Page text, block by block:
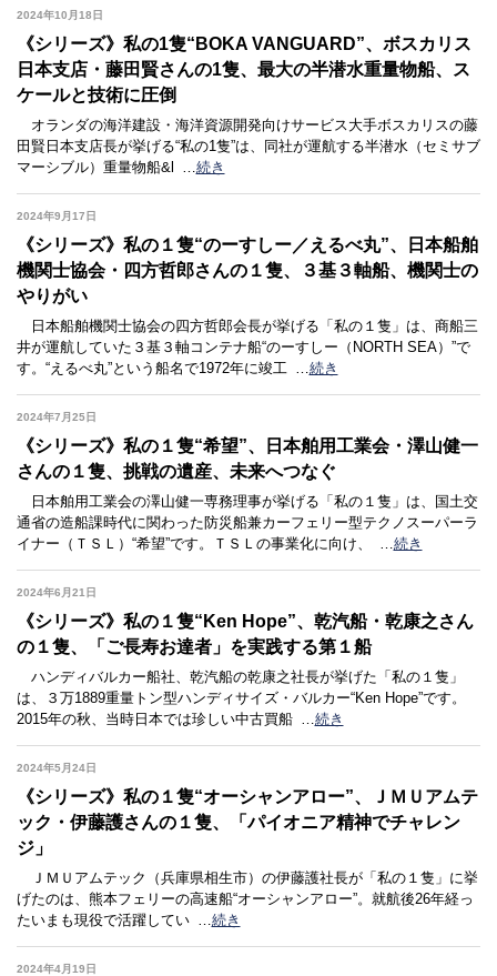
2024年10月18日
《シリーズ》私の1隻“BOKA VANGUARD”、ボスカリス
日本支店・藤田賢さんの1隻、最大の半潜水重量物船、ス
ケールと技術に圧倒
オランダの海洋建設・海洋資源開発向けサービス大手ボスカリスの藤
田賢日本支店長が挙げる“私の1隻”は、同社が運航する半潜水（セミサブ
マーシブル）重量物船&l
…続き
2024年9月17日
《シリーズ》私の１隻“のーすしー／えるべ丸”、日本船舶
機関士協会・四方哲郎さんの１隻、３基３軸船、機関士の
やりがい
日本船舶機関士協会の四方哲郎会長が挙げる「私の１隻」は、商船三
井が運航していた３基３軸コンテナ船“のーすしー（NORTH SEA）”で
す。“えるべ丸”という船名で1972年に竣工 …続き
2024年7月25日
《シリーズ》私の１隻“希望”、日本舶用工業会・澤山健一
さんの１隻、挑戦の遺産、未来へつなぐ
日本舶用工業会の澤山健一専務理事が挙げる「私の１隻」は、国土交
通省の造船課時代に関わった防災船兼カーフェリー型テクノスーパーラ
イナー（ＴＳＬ）“希望”です。ＴＳＬの事業化に向け、
…続き
2024年6月21日
《シリーズ》私の１隻“Ken Hope”、乾汽船・乾康之さん
の１隻、「ご長寿お達者」を実践する第１船
ハンディバルカー船社、乾汽船の乾康之社長が挙げた「私の１隻」
は、３万1889重量トン型ハンディサイズ・バルカー“Ken Hope”です。
2015年の秋、当時日本では珍しい中古買船 …続き
2024年5月24日
《シリーズ》私の１隻“オーシャンアロー”、ＪＭＵアムテ
ック・伊藤護さんの１隻、「パイオニア精神でチャレン
ジ」
ＪＭＵアムテック（兵庫県相生市）の伊藤護社長が「私の１隻」に挙
げたのは、熊本フェリーの高速船“オーシャンアロー”。就航後26年経っ
たいまも現役で活躍してい …続き
2024年4月19日